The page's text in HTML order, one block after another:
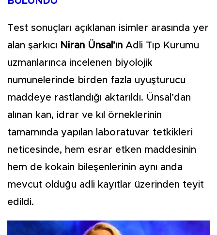
Test sonuçları açıklanan isimler arasında yer
alan şarkıcı Niran Ünsal’ın Adli Tıp Kurumu
uzmanlarınca incelenen biyolojik
numunelerinde birden fazla uyuşturucu
maddeye rastlandığı aktarıldı. Ünsal’dan
alınan kan, idrar ve kıl örneklerinin
tamamında yapılan laboratuvar tetkikleri
neticesinde, hem esrar etken maddesinin
hem de kokain bileşenlerinin aynı anda
mevcut olduğu adli kayıtlar üzerinden teyit
edildi.